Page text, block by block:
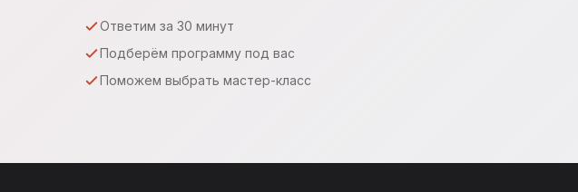
Ответим за 30 минут
Подберём программу под вас
Поможем выбрать мастер-класс